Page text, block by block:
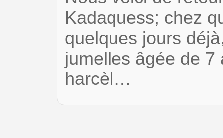
Kadaquess; chez
quelques jours
jumelles âgée de 7
harcèl…